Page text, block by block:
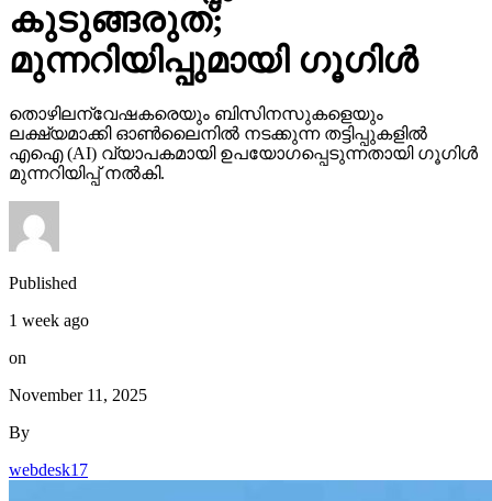
കുടുങ്ങരുത്;
മുന്നറിയിപ്പുമായി ഗൂഗിള്‍
തൊഴിലന്വേഷകരെയും ബിസിനസുകളെയും
ലക്ഷ്യമാക്കി ഓണ്‍ലൈനില്‍ നടക്കുന്ന തട്ടിപ്പുകളില്‍
എഐ (AI) വ്യാപകമായി ഉപയോഗപ്പെടുന്നതായി ഗൂഗിള്‍
മുന്നറിയിപ്പ് നല്‍കി.
Published
1 week ago
on
November 11, 2025
By
webdesk17